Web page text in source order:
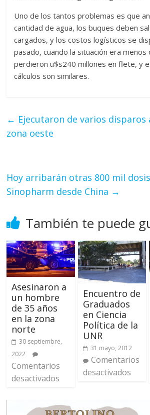
Uno de los tantos problemas es que
cantidad de agua, los buques deben
cargados, y los costos logísticos se
pasado, cuando la situación era menos
perdieron u$s240 millones en flete, y
cálculos son similares.
← Ejecutaron de varios disparos
zona oeste
Hoy arribarán otras 800 mil
Sinopharm desde China →
También te puede
Asesinaron a
un hombre
de 35 años
en la zona
norte
30 septiembre,
2022
Comentarios
desactivados
Encuentro de
Graduados
en Ciencia
Política de la
UNR
31 mayo, 2012
Comentarios
desactivados